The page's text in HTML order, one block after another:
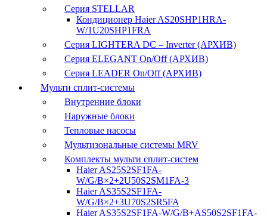
Серия STELLAR
Кондиционер Haier AS20SHP1HRA-
W/1U20SHP1FRA
Серия LIGHTERA DC – Inverter (АРХИВ)
Серия ELEGANT On/Off (АРХИВ)
Серия LEADER On/Off (АРХИВ)
Мульти сплит-системы
Внутренние блоки
Наружные блоки
Тепловые насосы
Мультизональные системы MRV
Комплекты мульти сплит-систем
Haier AS25S2SF1FA-
W/G/B×2+2U50S2SM1FA-3
Haier AS35S2SF1FA-
W/G/B×2+3U70S2SR5FA
Haier AS35S2SF1FA-W/G/B+AS50S2SF1FA-